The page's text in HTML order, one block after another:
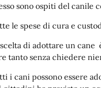
sono ospiti del canile
le spese di cura e
di adottare un cane
tanto senza chiedere
i cani possono essere